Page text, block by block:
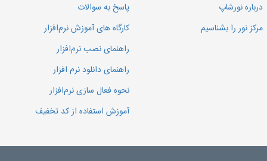
درباره نورشاپ
مرکز نور را بشناسیم
پاسخ به سوالات
کارگاه های آموزش نرم‌افزار
راهنمای نصب نرم‌افزار
راهنمای دانلود نرم افزار
نحوه فعال سازی نرم‌افزار
آموزش استفاده از کد تخفیف